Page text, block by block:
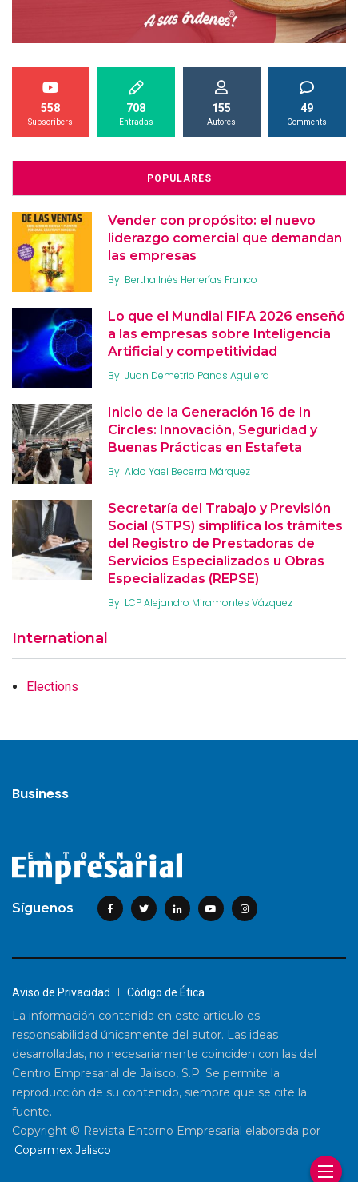
558
Subscribers
708
Entradas
155
Autores
49
Comments
POPULARES
Vender con propósito: el nuevo
liderazgo comercial que demandan
las empresas
By Bertha Inés Herrerías Franco
Lo que el Mundial FIFA 2026 enseñó
a las empresas sobre Inteligencia
Artificial y competitividad
By Juan Demetrio Panas Aguilera
Inicio de la Generación 16 de In
Circles: Innovación, Seguridad y
Buenas Prácticas en Estafeta
By Aldo Yael Becerra Márquez
Secretaría del Trabajo y Previsión
Social (STPS) simplifica los trámites
del Registro de Prestadoras de
Servicios Especializados u Obras
Especializadas (REPSE)
By LCP Alejandro Miramontes Vázquez
International
Elections
Business
Síguenos
Aviso de Privacidad Código de Ética
La información contenida en este articulo es
responsabilidad únicamente del autor. Las ideas
desarrolladas, no necesariamente coinciden con las del
Centro Empresarial de Jalisco, S.P. Se permite la
reproducción de su contenido, siempre que se cite la
fuente.
Copyright © Revista Entorno Empresarial elaborada por
Coparmex Jalisco